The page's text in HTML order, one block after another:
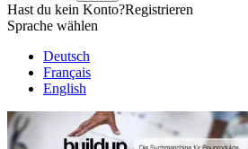
Hast du kein Konto?Registrieren
Sprache wählen
Deutsch
Français
English